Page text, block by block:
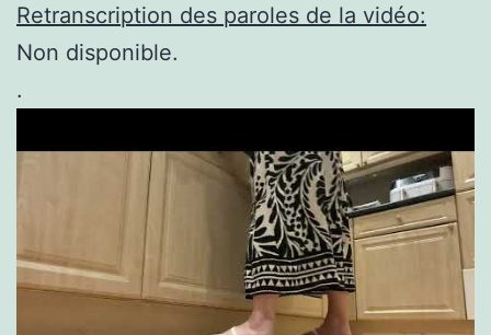
Retranscription des paroles de la vidéo:
Non disponible.
.